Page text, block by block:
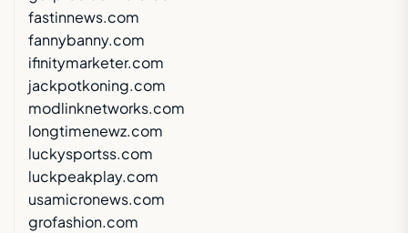
fastinnews.com
fannybanny.com
ifinitymarketer.com
jackpotkoning.com
modlinknetworks.com
longtimenewz.com
luckysportss.com
luckpeakplay.com
usamicronews.com
grofashion.com